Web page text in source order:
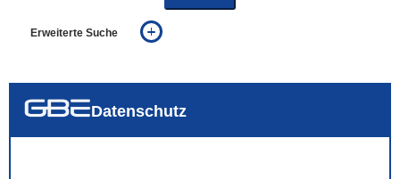
Erweiterte Suche
auch in allen Texten suchen (Volltextsuche)
Datenschutz